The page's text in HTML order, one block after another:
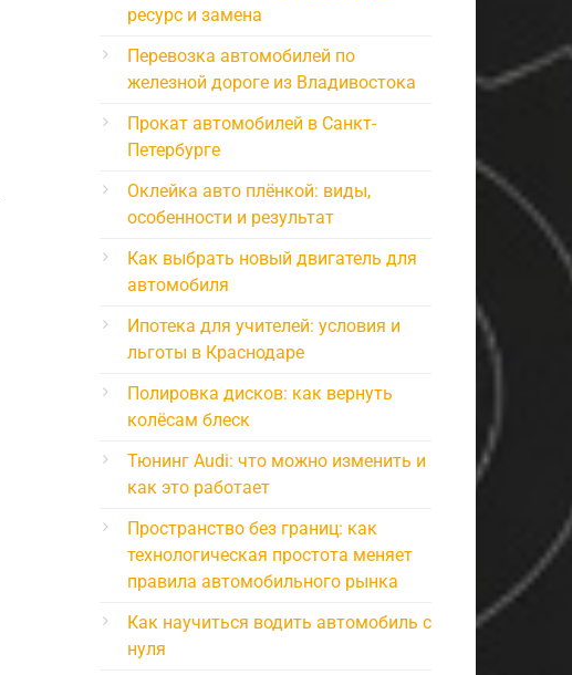
ресурс и замена
Перевозка автомобилей по
железной дороге из Владивостока
Прокат автомобилей в Санкт-
Петербурге
Оклейка авто плёнкой: виды,
особенности и результат
Как выбрать новый двигатель для
автомобиля
Ипотека для учителей: условия и
льготы в Краснодаре
Полировка дисков: как вернуть
колёсам блеск
Тюнинг Audi: что можно изменить и
как это работает
Пространство без границ: как
технологическая простота меняет
правила автомобильного рынка
Как научиться водить автомобиль с
нуля